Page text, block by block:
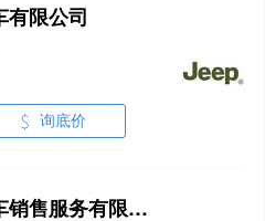
有限公司
询底价
服务有限公司